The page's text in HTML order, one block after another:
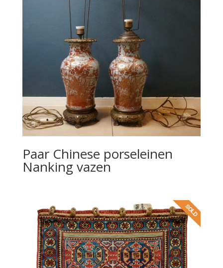
Paar Chinese porseleinen
Nanking vazen